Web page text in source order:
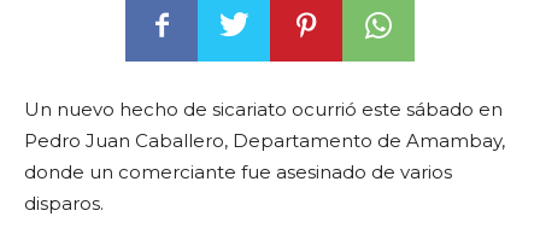
Un nuevo hecho de sicariato ocurrió este sábado en
Pedro Juan Caballero, Departamento de Amambay,
donde un comerciante fue asesinado de varios
disparos.